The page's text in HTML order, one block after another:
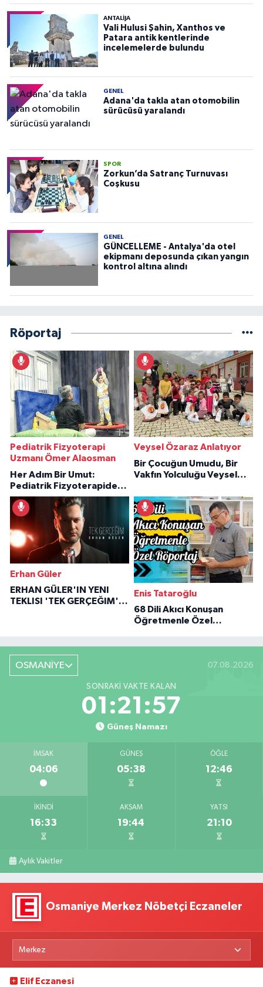
ANTALIJA
Vali Hulusi Şahin, Xanthos ve
Patara antik kentlerinde
incelemelerde bulundu
GENEL
Adana'da takla atan otomobilin
sürücüsü yaralandı
SPOR
Zorkun’da Satranç Turnuvası
Coşkusu
GENEL
GÜNCELLEME - Antalya'da otel
ekipmanı deposunda çıkan yangın
kontrol altına alındı
Röportaj
Pediatrik Fizyoterapi
Uzmanı Ömer Alaosman
Her Adım Bir Umut:
Pediatrik Fizyoterapiden
İlham Veren Hikâyeler
Veysel Özaraz Anlatıyor
Bir Çocuğun Umudu, Bir
Vakfın Yolculuğu Veysel
Erhan Güler
ERHAN GÜLER'IN YENI
TEKLISI 'TEK GERÇEĞIM'LE
Enis Tataroğlu
68 Dili Akıcı Konuşan
Öğretmenle Özel
OSMANİYE 07.08.2026
SONRAKI VAKTE KALAN
01:21:56
Güneş Namazı
İMSAK
04:06
GÜNEŞ
05:38
ÖĞLE
12:46
İKINDI
16:33
AKŞAM
19:44
YATSI
21:10
Aylık Vakitler
Osmaniye Merkez Nöbetçi Eczaneler
Elif Eczanesi